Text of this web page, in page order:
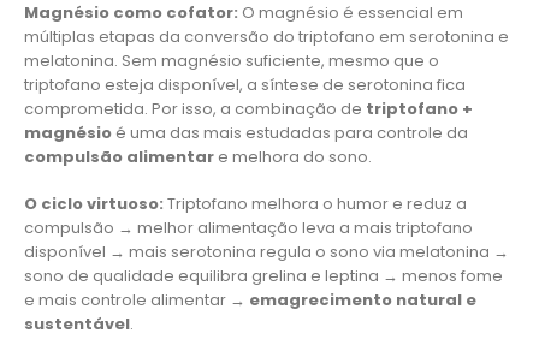
Magnésio como cofator: O magnésio é essencial em
múltiplas etapas da conversão do triptofano em serotonina e
melatonina. Sem magnésio suficiente, mesmo que o
triptofano esteja disponível, a síntese de serotonina fica
comprometida. Por isso, a combinação de triptofano +
magnésio é uma das mais estudadas para controle da
compulsão alimentar e melhora do sono.
O ciclo virtuoso: Triptofano melhora o humor e reduz a
compulsão → melhor alimentação leva a mais triptofano
disponível → mais serotonina regula o sono via melatonina →
sono de qualidade equilibra grelina e leptina → menos fome
e mais controle alimentar → emagrecimento natural e
sustentável.